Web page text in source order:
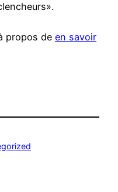
propos de en savoir